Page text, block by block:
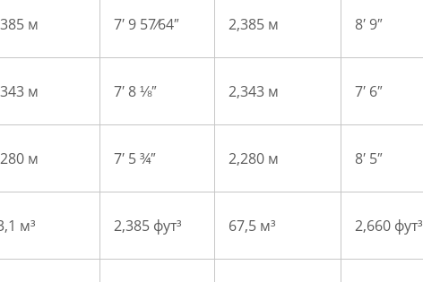
м 7′ 9 57⁄64″ 2,385 м 8′ 9″
м 7′ 8 ⅛″ 2,343 м 7′ 6″
м 7′ 5 ¾″ 2,280 м 8′ 5″
м³ 2,385 фут³ 67,5 м³ 2,660 фут³